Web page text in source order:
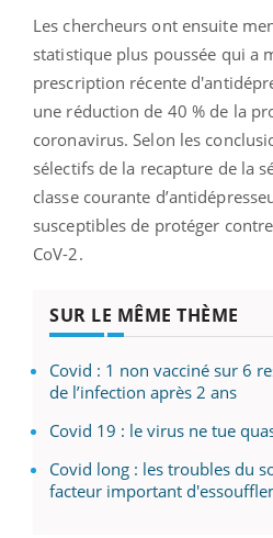
Les chercheurs ont ensuite
statistique plus poussée qui a
prescription récente
une réduction de 40 % de la
coronavirus. Selon les
sélectifs de la recapture de la
classe courante
susceptibles de protéger
CoV-2.
SUR LE MÊME THÈME
Covid : 1 non vacciné sur 6
de l’infection après 2 ans
Covid 19 : le virus ne tue
Covid long : les troubles du
facteur important